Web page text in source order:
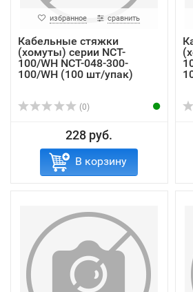
избранное сравнить
Кабельные стяжки
(хомуты) серии NCT-
100/WH NCT-048-300-
100/WH (100 шт/упак)
(0)
228 руб.
В корзину